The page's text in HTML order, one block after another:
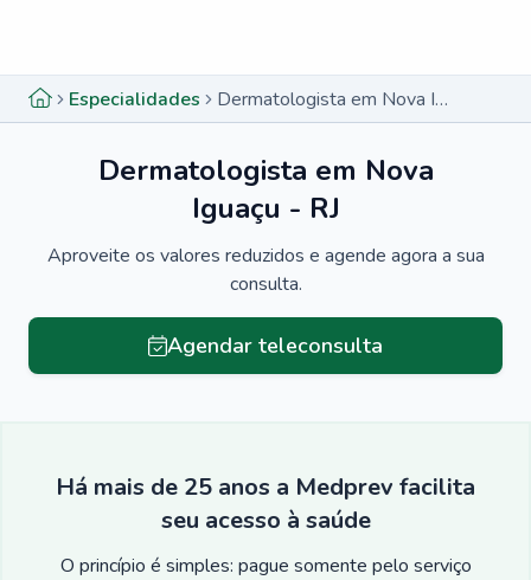
Especialidades Dermatologista em Nova Iguaçu - RJ
Dermatologista em Nova
Iguaçu - RJ
Aproveite os valores reduzidos e agende agora a sua
consulta.
Agendar teleconsulta
Há mais de 25 anos a Medprev facilita
seu acesso à saúde
O princípio é simples: pague somente pelo serviço